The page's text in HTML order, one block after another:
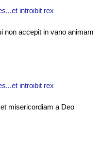
introibit rex
non accepit in vano animam
introibit rex
misericordiam a Deo